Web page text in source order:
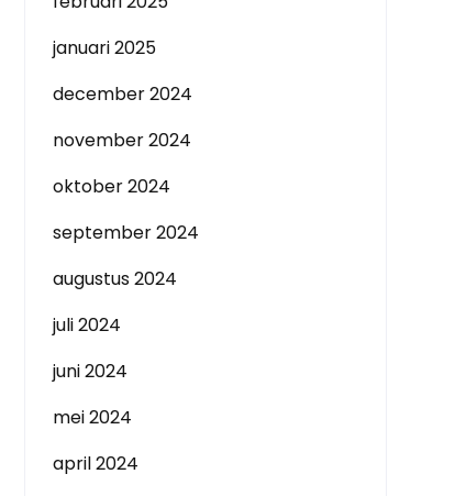
januari 2025
december 2024
november 2024
oktober 2024
september 2024
augustus 2024
juli 2024
juni 2024
mei 2024
april 2024